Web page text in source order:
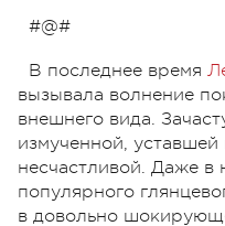
#@#
В последнее время
вызывала волнение
внешнего вида.
измученной,
несчастливой. Даже в
популярного
в довольно